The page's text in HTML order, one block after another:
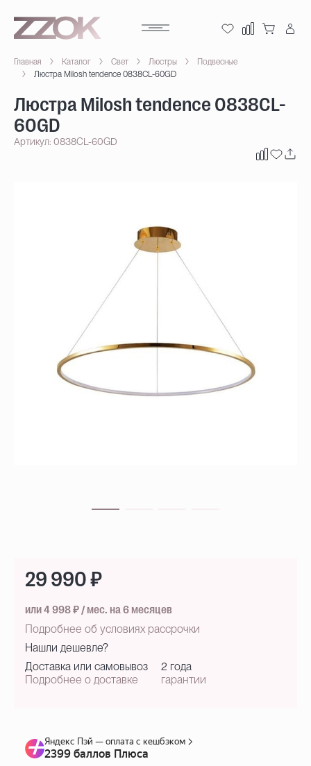
Главная Каталог Свет Люстры
Подвесные
Люстра Milosh tendence 0838CL-60GD
Люстра Milosh tendence 0838CL-
60GD
Артикул: 0838CL-60GD
29 990 ₽
или 4 998 ₽ / мес. на 6 месяцев
Подробнее об условиях рассрочки
Нашли дешевле?
Доставка или самовывоз
Подробнее о доставке
2 года
гарантии